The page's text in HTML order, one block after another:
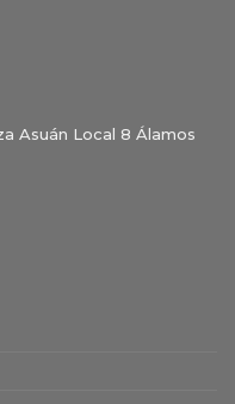
Asuán Local 8 Álamos